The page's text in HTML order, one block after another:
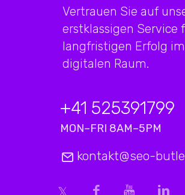
Vertrauen Sie auf
erstklassigen Service
langfristigen Erfolg im
digitalen Raum.
+41 525391799
MON–FRI 8AM–5PM
kontakt@seo-